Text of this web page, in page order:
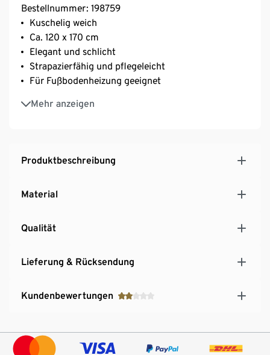
Bestellnummer: 198759
Kuschelig weich
Ca. 120 x 170 cm
Elegant und schlicht
Strapazierfähig und pflegeleicht
Für Fußbodenheizung geeignet
Mehr anzeigen
Florhöhe ca. 4 cm
Produktbeschreibung
Material
Qualität
Lieferung & Rücksendung
Kundenbewertungen